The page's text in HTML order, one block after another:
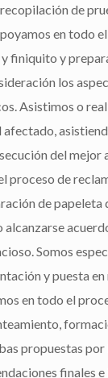
de
en todo
finiquito y
los
Asistimos o
del mejor
proceso de
de papeleta
Somos
y puesta
en todo el
propuestas por
finales